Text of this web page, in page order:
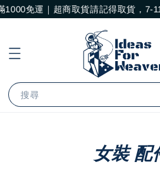
免運｜超商取貨請記得取貨，7-
搜尋
女裝 配